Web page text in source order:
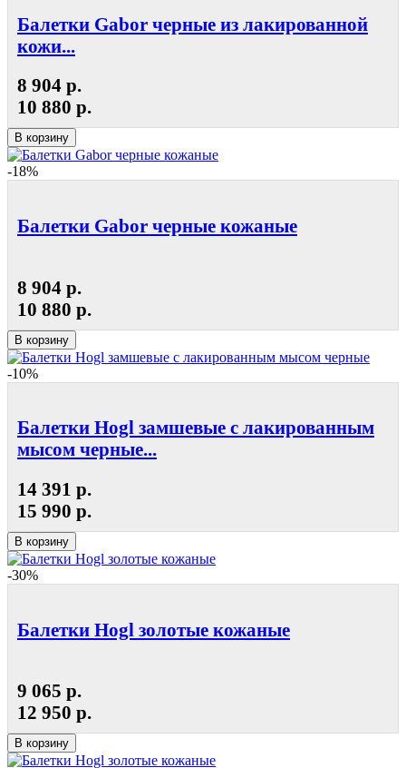
Балетки Gabor черные из лакированной
кожи...
8 904 р.
10 880 р.
В корзину
-18%
Балетки Gabor черные кожаные
8 904 р.
10 880 р.
В корзину
-10%
Балетки Hogl замшевые с лакированным
мысом черные...
14 391 р.
15 990 р.
В корзину
-30%
Балетки Hogl золотые кожаные
9 065 р.
12 950 р.
В корзину